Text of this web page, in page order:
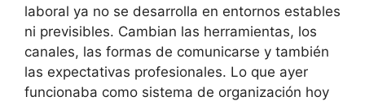
laboral ya no se desarrolla en entornos estables
ni previsibles. Cambian las herramientas, los
canales, las formas de comunicarse y también
las expectativas profesionales. Lo que ayer
funcionaba como sistema de organización hoy